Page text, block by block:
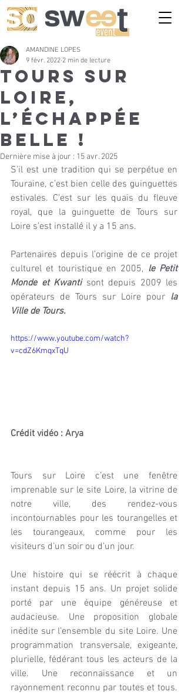
TOURS SUR
LOIRE,
l’échappée
belle !
AMANDINE LOPES
9 févr. 2022 2 min de lecture
Dernière mise à jour : 15 avr. 2025
S’il est une tradition qui se perpétue en
Touraine, c’est bien celle des guinguettes
estivales. C’est sur les quais du fleuve
royal, que la guinguette de Tours sur
Loire s’est installé il y a 15 ans.
Partenaires depuis l’origine de ce projet
culturel et touristique en 2005, le Petit
Monde et Kwanti sont depuis 2009 les
opérateurs de Tours sur Loire pour la
Ville de Tours.
https://www.youtube.com/watch?
v=cdZ6KmqxTqU
Crédit vidéo : Arya
Tours sur Loire c’est une fenêtre
imprenable sur le site Loire, la vitrine de
notre ville, des rendez-vous
incontournables pour les tourangelles et
les tourangeaux, comme pour les
visiteurs d’un soir ou d’un jour.
Une histoire qui se réécrit à chaque
instant depuis 15 ans. Un projet solide
porté par une équipe généreuse et
audacieuse. Une proposition globale
inédite sur l’ensemble du site Loire. Une
programmation transversale, exigeante,
plurielle, fédérant tous les acteurs de la
ville. Une reconnaissance et un
rayonnement reconnu par toutes et tous.